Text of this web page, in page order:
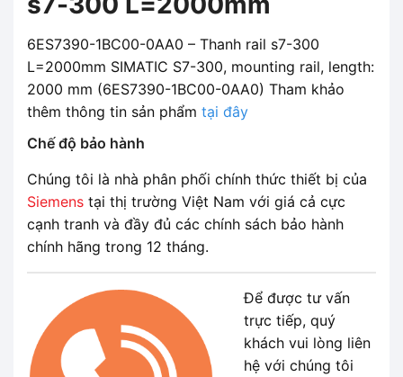
6ES7390-1BC00-0AA0 – Thanh rail s7-300
L=2000mm SIMATIC S7-300, mounting rail, length:
2000 mm (6ES7390-1BC00-0AA0) Tham khảo
thêm thông tin sản phẩm tại đây
Chế độ bảo hành
Chúng tôi là nhà phân phối chính thức thiết bị của
Siemens tại thị trường Việt Nam với giá cả cực
cạnh tranh và đầy đủ các chính sách bảo hành
chính hãng trong 12 tháng.
Để được tư vấn
trực tiếp, quý
khách vui lòng liên
hệ với chúng tôi